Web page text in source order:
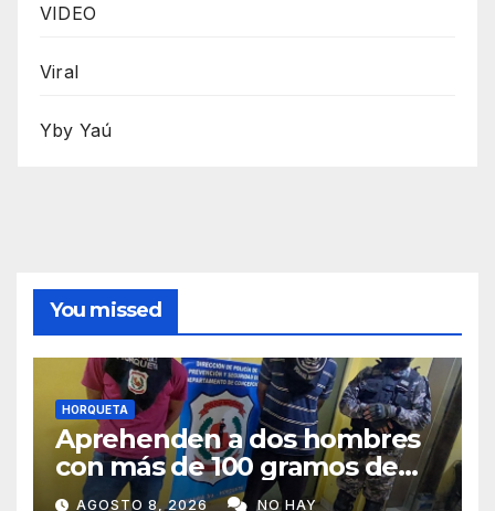
VIDEO
Viral
Yby Yaú
You missed
HORQUETA
Aprehenden a dos hombres
con más de 100 gramos de
supuesta marihuana en
AGOSTO 8, 2026 NO HAY